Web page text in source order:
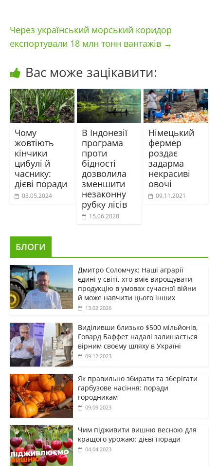
Через український морський коридор
експортували 18 млн тонн вантажів →
Вас може зацікавити:
Чому
жовтіють
кінчики
цибулі й
часнику:
дієві поради
03.05.2024
В Індонезії
програма
проти
бідності
дозволила
зменшити
незаконну
рубку лісів
15.06.2020
Німецький
фермер
роздає
задарма
некрасиві
овочі
09.11.2021
БЛОГИ
Дмитро Соломчук: Наші аграрії
єдині у світі, хто вміє вирощувати
продукцію в умовах сучасної війни
й може навчити цього інших
13.02.2026
Виділивши близько $500 мільйонів,
Говард Баффет надалі залишається
вірним своєму шляху в Україні
09.12.2023
Як правильно збирати та зберігати
гарбузове насіння: поради
городникам
09.09.2023
Чим підживити вишню весною для
кращого урожаю: дієві поради
04.04.2023